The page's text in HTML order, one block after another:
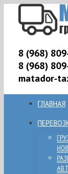
8 (968)
8 (968)
matador-
ГЛАВНАЯ